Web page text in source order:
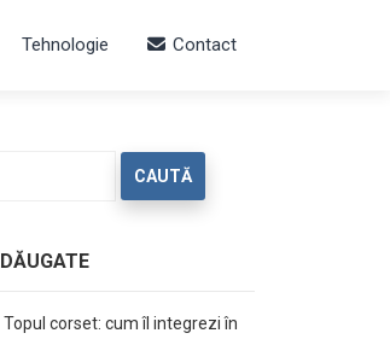
Tehnologie Contact
Topul corset: cum îl integrezi în